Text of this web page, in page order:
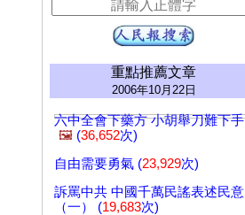
重點推薦文章
2006年10月22日
六中全會下藥方 小胡舉刀難下手
🖼️ (36,652次)
自由需要勇氣 (23,929次)
訴罵中共 中國千萬民謠表述民意
（一） (19,683次)